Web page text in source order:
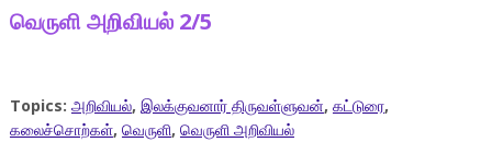
வெருளி அறிவியல் 2/5
Topics: அறிவியல், இலக்குவனார் திருவள்ளுவன், கட்டுரை,
கலைச்சொற்கள், வெருளி, வெருளி அறிவியல்